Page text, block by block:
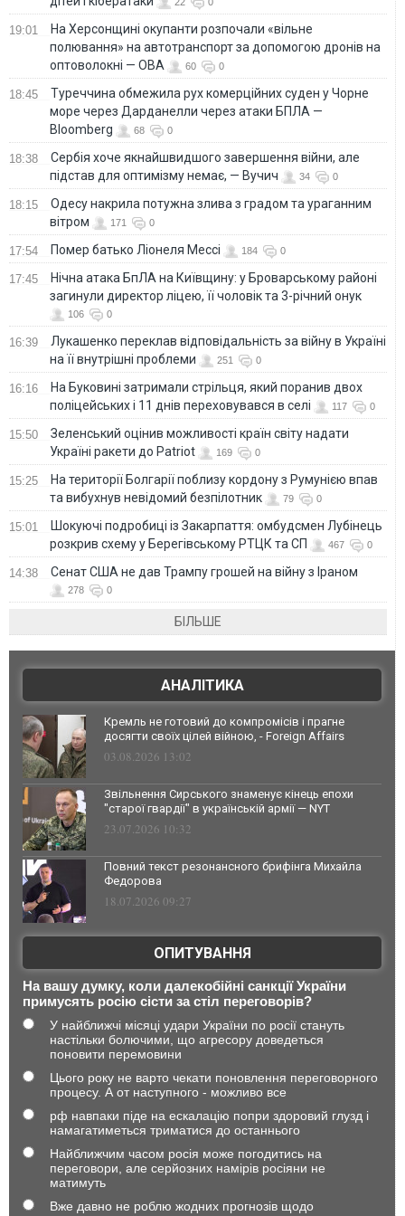
19:01
На Херсонщині окупанти розпочали «вільне
полювання» на автотранспорт за допомогою дронів на
оптоволокні — ОВА
60 0
18:45
Туреччина обмежила рух комерційних суден у Чорне
море через Дарданелли через атаки БПЛА —
Bloomberg
68 0
18:38
Сербія хоче якнайшвидшого завершення війни, але
підстав для оптимізму немає, — Вучич
34 0
18:15
Одесу накрила потужна злива з градом та ураганним
вітром
171 0
17:54 Помер батько Ліонеля Мессі 184 0
17:45
Нічна атака БпЛА на Київщину: у Броварському районі
загинули директор ліцею, її чоловік та 3-річний онук
106 0
16:39
Лукашенко переклав відповідальність за війну в Україні
на її внутрішні проблеми
251 0
16:16
На Буковині затримали стрільця, який поранив двох
поліцейських і 11 днів переховувався в селі
117 0
15:50
Зеленський оцінив можливості країн світу надати
Україні ракети до Patriot
169 0
15:25
На території Болгарії поблизу кордону з Румунією впав
та вибухнув невідомий безпілотник
79 0
15:01
Шокуючі подробиці із Закарпаття: омбудсмен Лубінець
розкрив схему у Берегівському РТЦК та СП
467 0
14:38 Сенат США не дав Трампу грошей на війну з Іраном
278 0
БІЛЬШЕ
АНАЛІТИКА
Кремль не готовий до компромісів і прагне
досягти своїх цілей війною, - Foreign Affairs
03.08.2026 13:02
Звільнення Сирського знаменує кінець епохи
"старої гвардії" в українській армії — NYT
23.07.2026 10:32
Повний текст резонансного брифінга Михайла
Федорова
18.07.2026 09:27
ОПИТУВАННЯ
На вашу думку, коли далекобійні санкції України
примусять росію сісти за стіл переговорів?
У найближчі місяці удари України по росії стануть
настільки болючими, що агресору доведеться
поновити перемовини
Цього року не варто чекати поновлення переговорного
процесу. А от наступного - можливо все
рф навпаки піде на ескалацію попри здоровий глузд і
намагатиметься триматися до останнього
Найближчим часом росія може погодитись на
переговори, але серйозних намірів росіяни не
матимуть
Вже давно не роблю жодних прогнозів щодо